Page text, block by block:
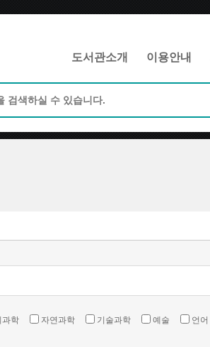
도서관소개 이용안내
과학 자연과학 기술과학 예술 언어